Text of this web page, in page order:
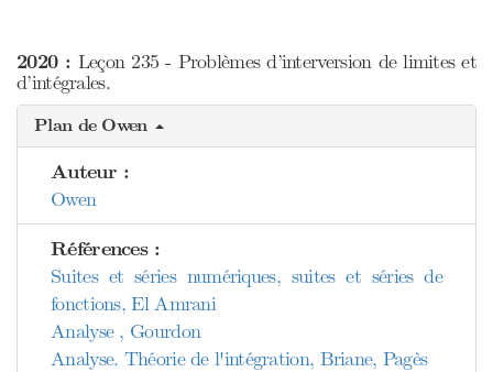
2020 : Leçon 235 - Problèmes d’interversion de limites et
d’intégrales.
Plan de Owen
Auteur :
Owen
Références :
Suites et séries numériques, suites et séries de
fonctions, El Amrani
Analyse , Gourdon
Analyse. Théorie de l'intégration, Briane, Pagès